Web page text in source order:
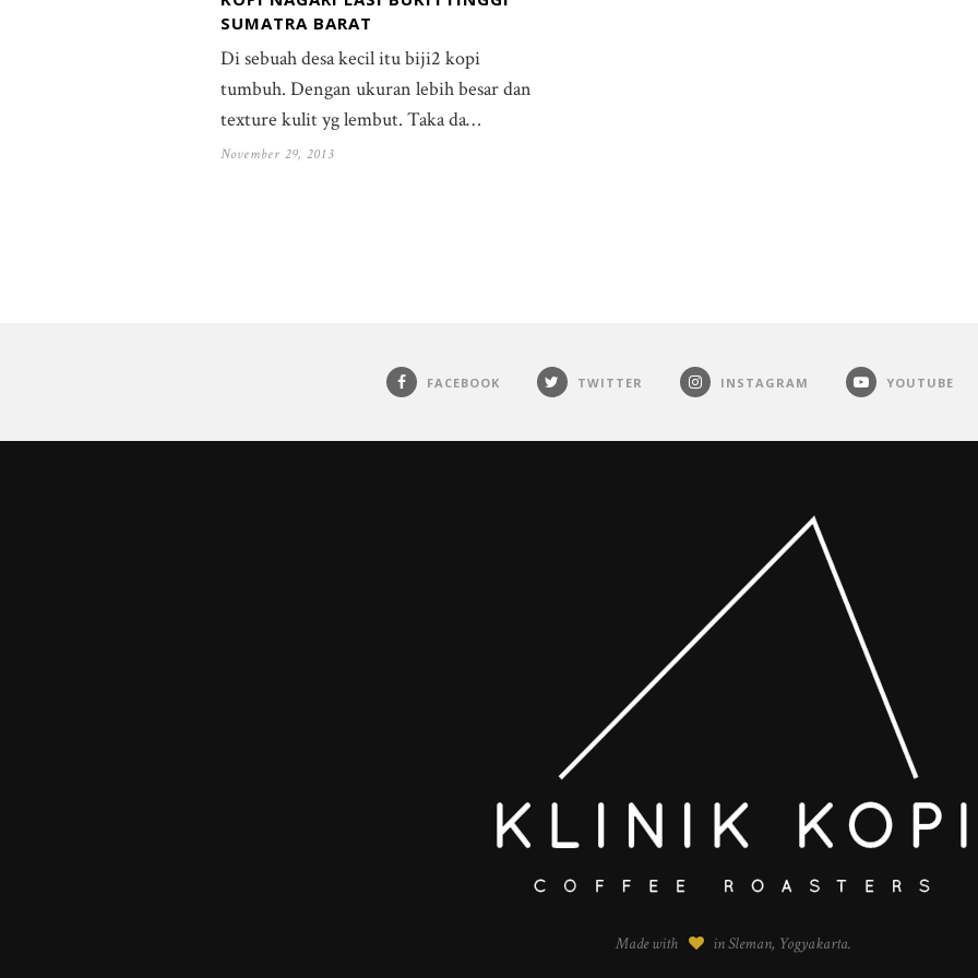
SUMATRA BARAT
Di sebuah desa kecil itu biji2 kopi
tumbuh. Dengan ukuran lebih besar dan
texture kulit yg lembut. Taka da…
November 29, 2013
FACEBOOK TWITTER INSTAGRAM YOUTUBE
Made with in Sleman, Yogyakarta.